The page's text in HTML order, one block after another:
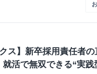
ス】新卒採用責任者の
活で無双できる“実践